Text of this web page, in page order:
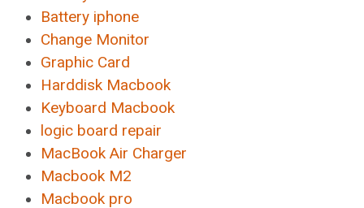
Battery iphone
Change Monitor
Graphic Card
Harddisk Macbook
Keyboard Macbook
logic board repair
MacBook Air Charger
Macbook M2
Macbook pro